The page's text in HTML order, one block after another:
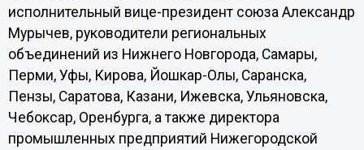
исполнительный вице-президент союза Александр
Мурычев, руководители региональных
объединений из Нижнего Новгорода, Самары,
Перми, Уфы, Кирова, Йошкар-Олы, Саранска,
Пензы, Саратова, Казани, Ижевска, Ульяновска,
Чебоксар, Оренбурга, а также директора
промышленных предприятий Нижегородской